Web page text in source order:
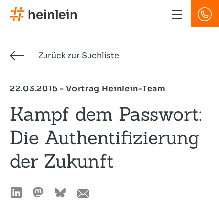
Direkt
zum
Zurück zur Suchliste
22.03.2015 - Vortrag Heinlein-Team
Kampf dem Passwort:
Die Authentifizierung
der Zukunft